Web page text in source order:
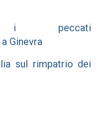
i peccati
Ginevra
sul rimpatrio dei